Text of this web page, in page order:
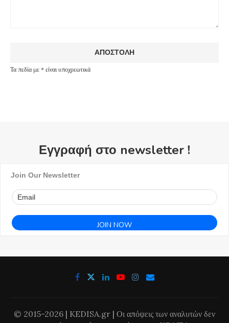
Τα πεδία με * είναι υποχρεωτικά
Εγγραφή στο newsletter !
Join Our Newsletter
© 2015-2026 | KEDISA.gr | Οι απόψεις των αναλυτών δεν